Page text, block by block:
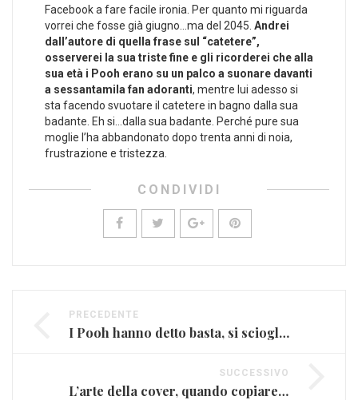
Facebook a fare facile ironia. Per quanto mi riguarda
vorrei che fosse già giugno…ma del 2045. Andrei
dall’autore di quella frase sul “catetere”,
osserverei la sua triste fine e gli ricorderei che alla
sua età i Pooh erano su un palco a suonare davanti
a sessantamila fan adoranti, mentre lui adesso si
sta facendo svuotare il catetere in bagno dalla sua
badante. Eh si…dalla sua badante. Perché pure sua
moglie l’ha abbandonato dopo trenta anni di noia,
frustrazione e tristezza.
CONDIVIDI
PRECEDENTE
I Pooh hanno detto basta, si scioglieranno l’estate prossima
SUCCESSIVO
L’arte della cover, quando copiare non è poi così sbagliato